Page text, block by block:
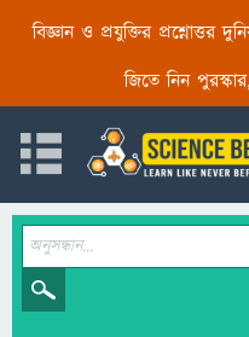
বিজ্ঞান ও প্রযুক্তির প্রশ্নোত্তর
জিতে নিন